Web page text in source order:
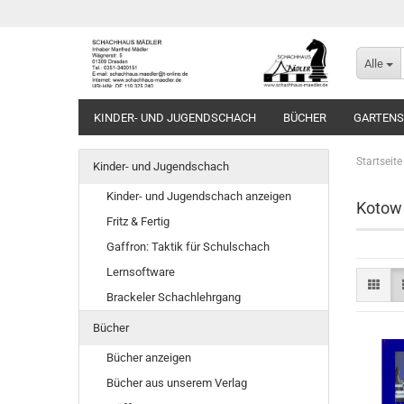
Alle
KINDER- UND JUGENDSCHACH BÜCHER
Startseite
Kotow
Kinder- und Jugendschach
Kinder- und Jugendschach anzeigen
Fritz & Fertig
Gaffron: Taktik für Schulschach
Lernsoftware
Brackeler Schachlehrgang
Bücher
Bücher anzeigen
Bücher aus unserem Verlag